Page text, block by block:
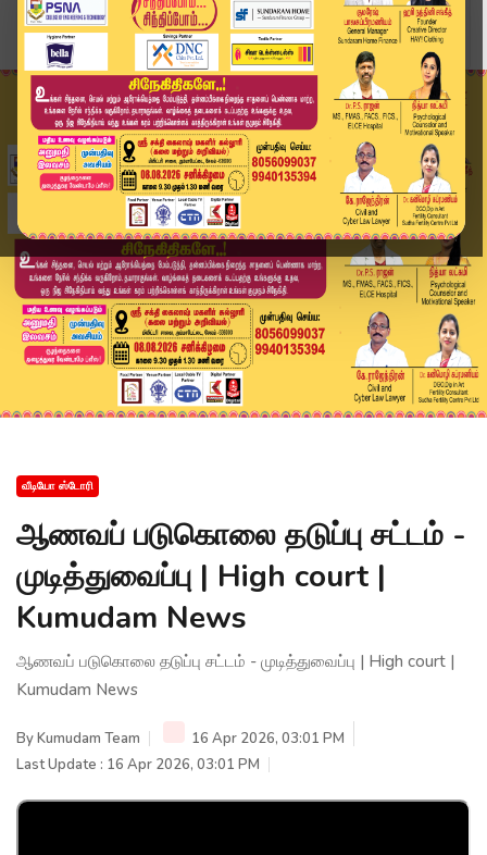
Home
வீடியோ ஸ்டோரி
ஆணவப் படுகொலை தடுப்பு சட்டம் - முடித்துவைப்பு |...
வீடியோ ஸ்டோரி
ஆணவப் படுகொலை தடுப்பு சட்டம் -
முடித்துவைப்பு | High court |
Kumudam News
ஆணவப் படுகொலை தடுப்பு சட்டம் - முடித்துவைப்பு | High court |
Kumudam News
ByKumudam Team
16 Apr 2026, 03:01 PM
Last Update : 16 Apr 2026, 03:01 PM